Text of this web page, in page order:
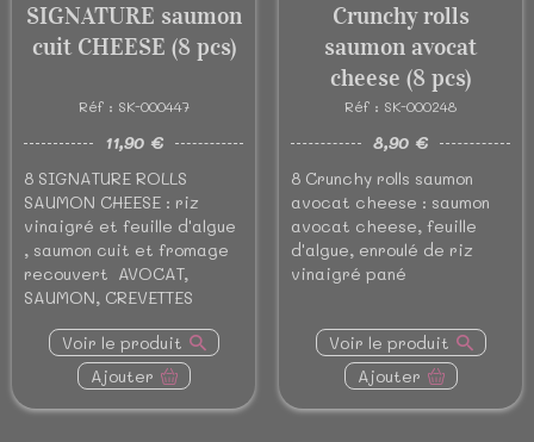
SIGNATURE saumon
cuit CHEESE (8 pcs)
Réf : SK-000447
11,90 €
8 SIGNATURE ROLLS
SAUMON CHEESE : riz
vinaigré et feuille d'algue
, saumon cuit et fromage
recouvert AVOCAT,
SAUMON, CREVETTES
Voir le produit
Ajouter
Crunchy rolls
saumon avocat
cheese (8 pcs)
Réf : SK-000248
8,90 €
8 Crunchy rolls saumon
avocat cheese : saumon
avocat cheese, feuille
d'algue, enroulé de riz
vinaigré pané
Voir le produit
Ajouter